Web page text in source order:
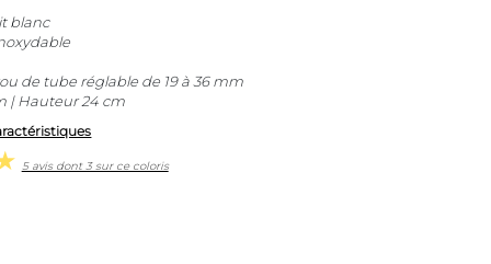
blanc
de tube réglable de 19 à 36 mm
| Hauteur 24 cm
5 avis dont 3 sur ce coloris